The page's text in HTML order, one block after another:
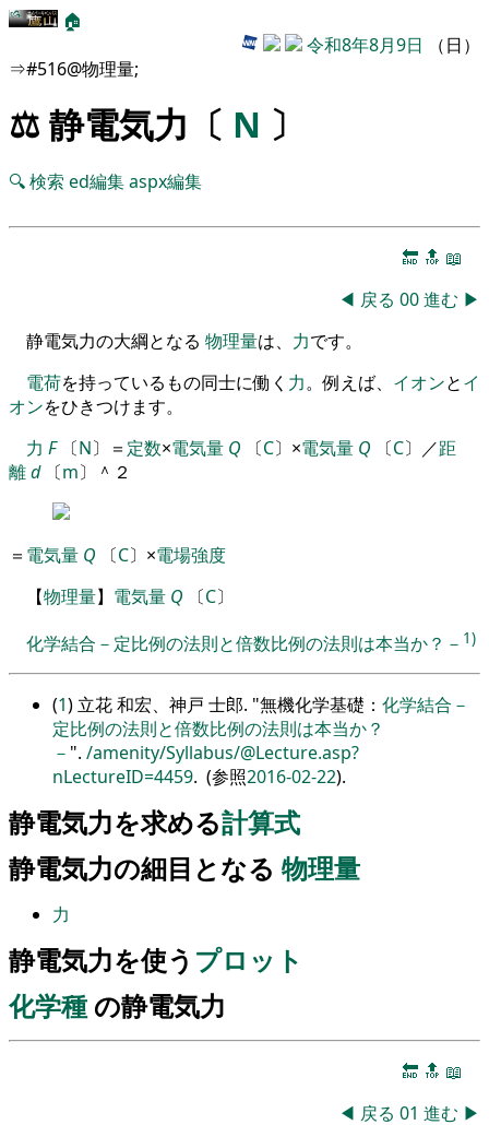
🏠
令和8年8月9日 （日）
⇒#516@物理量;
⚖️ 静電気力〔 N 〕
🔍検索 ed編集aspx編集
🔚 🔝 📖
◀ 戻る 00進む ▶
静電気力の大綱となる 物理量は、 力です。
電荷を持っているもの同士に働く 力。例えば、 イオンとイ
オンをひきつけます。
力 F〔N〕 ＝ 定数×電気量 Q 〔C〕 ×電気量 Q 〔C〕 ／距
離d〔m〕 ＾ ２
＝ 電気量 Q 〔C〕 ×電場強度
【物理量】 電気量 Q 〔C〕
化学結合－定比例の法則と倍数比例の法則は本当か？－ 1)
(1) 立花 和宏、神戸 士郎. 無機化学基礎： 化学結合－
定比例の法則と倍数比例の法則は本当か？
－ . /amenity/Syllabus/@Lecture.asp?
nLectureID=4459. (参照2016-02-22).
静電気力を求める計算式
静電気力の細目となる 物理量
力
静電気力を使う プロット
化学種 の静電気力
🔚 🔝 📖
◀ 戻る 01 進む ▶